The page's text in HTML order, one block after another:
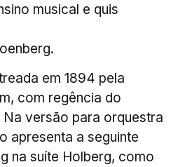
musical e quis
em 1894 pela
com regência do
versão para orquestra
apresenta a seguinte
na suíte Holberg, como